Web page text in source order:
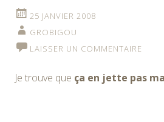
25 JANVIER 2008
GROBIGOU
LAISSER UN COMMENTAIRE
Je trouve que ça en jette pas